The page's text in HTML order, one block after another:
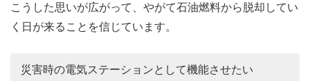
こうした思いが広がって、やがて石油燃料から脱却してい
く日が来ることを信じています。
災害時の電気ステーションとして機能させたい